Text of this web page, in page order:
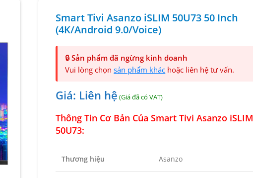
Smart Tivi Asanzo iSLIM 50U73 50 Inch
(4K/Android 9.0/Voice)
🔒Sản phẩm đã ngừng kinh doanh
Vui lòng chọnsản phẩm khác hoặc liên hệ tư vấn.
Giá: Liên hệ
Thông Tin Cơ Bản Của Smart Tivi Asanzo iSLIM
50U73:
Thương hiệu Asanzo